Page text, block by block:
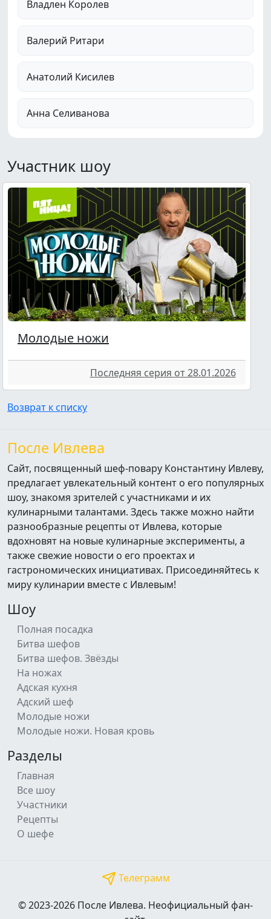
Владлен Королев
Валерий Ритари
Анатолий Кисилев
Анна Селиванова
Участник шоу
Молодые ножи
Последняя серия от 28.01.2026
Возврат к списку
После Ивлева
Сайт, посвященный шеф-повару Константину Ивлеву,
предлагает увлекательный контент о его популярных
шоу, знакомя зрителей с участниками и их
кулинарными талантами. Здесь также можно найти
разнообразные рецепты от Ивлева, которые
вдохновят на новые кулинарные эксперименты, а
также свежие новости о его проектах и
гастрономических инициативах. Присоединяйтесь к
миру кулинарии вместе с Ивлевым!
Шоу
Полная посадка
Битва шефов
Битва шефов. Звёзды
На ножах
Адская кухня
Адский шеф
Молодые ножи
Молодые ножи. Новая кровь
Разделы
Главная
Все шоу
Участники
Рецепты
О шефе
Телеграмм
© 2023-2026 После Ивлева. Неофициальный фан-